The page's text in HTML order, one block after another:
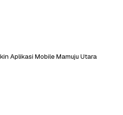
Aplikasi Mobile Mamuju Utara